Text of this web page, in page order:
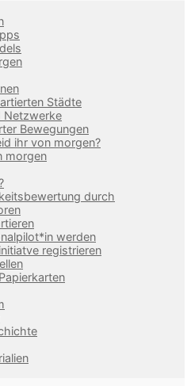
Städte
Netzwerke
Bewegungen
ihr von morgen?
morgen
durch
werden
registrieren